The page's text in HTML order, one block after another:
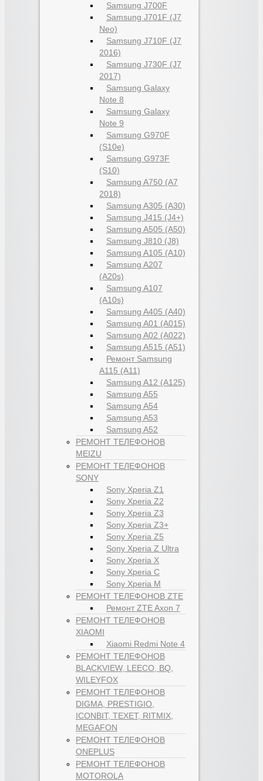
Samsung J700F
Samsung J701F (J7
Neo)
Samsung J710F (J7
2016)
Samsung J730F (J7
2017)
Samsung Galaxy
Note 8
Samsung Galaxy
Note 9
Samsung G970F
(S10e)
Samsung G973F
(S10)
Samsung A750 (A7
2018)
Samsung A305 (A30)
Samsung J415 (J4+)
Samsung A505 (A50)
Samsung J810 (J8)
Samsung A105 (A10)
Samsung A207
(A20s)
Samsung A107
(A10s)
Samsung A405 (A40)
Samsung A01 (A015)
Samsung A02 (A022)
Samsung A515 (A51)
Ремонт Samsung
A115 (A11)
Samsung A12 (A125)
Samsung A55
Samsung A54
Samsung A53
Samsung A52
РЕМОНТ ТЕЛЕФОНОВ
MEIZU
РЕМОНТ ТЕЛЕФОНОВ
SONY
Sony Xperia Z1
Sony Xperia Z2
Sony Xperia Z3
Sony Xperia Z3+
Sony Xperia Z5
Sony Xperia Z Ultra
Sony Xperia X
Sony Xperia C
Sony Xperia M
РЕМОНТ ТЕЛЕФОНОВ ZTE
Ремонт ZTE Axon 7
РЕМОНТ ТЕЛЕФОНОВ
XIAOMI
Xiaomi Redmi Note 4
РЕМОНТ ТЕЛЕФОНОВ
BLACKVIEW, LEECO, BQ,
WILEYFOX
РЕМОНТ ТЕЛЕФОНОВ
DIGMA, PRESTIGIO,
ICONBIT, TEXET, RITMIX,
MEGAFON
РЕМОНТ ТЕЛЕФОНОВ
ONEPLUS
РЕМОНТ ТЕЛЕФОНОВ
MOTOROLA